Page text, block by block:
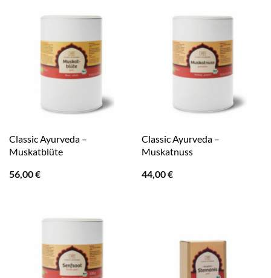
Classic Ayurveda –
Muskatblüte
56,00€
Classic Ayurveda –
Muskatnuss
44,00€